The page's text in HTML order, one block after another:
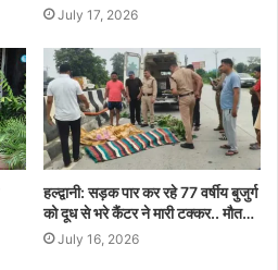
July 17, 2026
हल्द्वानी: सड़क पार कर रहे 77 वर्षीय बुजुर्ग
को दूध से भरे कैंटर ने मारी टक्कर.. मौत…
July 16, 2026